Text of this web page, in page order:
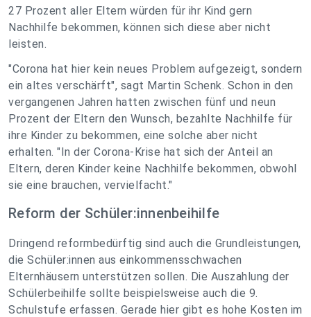
27 Prozent aller Eltern würden für ihr Kind gern
Nachhilfe bekommen, können sich diese aber nicht
leisten.
"Corona hat hier kein neues Problem aufgezeigt, sondern
ein altes verschärft", sagt Martin Schenk. Schon in den
vergangenen Jahren hatten zwischen fünf und neun
Prozent der Eltern den Wunsch, bezahlte Nachhilfe für
ihre Kinder zu bekommen, eine solche aber nicht
erhalten. "In der Corona-Krise hat sich der Anteil an
Eltern, deren Kinder keine Nachhilfe bekommen, obwohl
sie eine brauchen, vervielfacht."
Reform der Schüler:innenbeihilfe
Dringend reformbedürftig sind auch die Grundleistungen,
die Schüler:innen aus einkommensschwachen
Elternhäusern unterstützen sollen. Die Auszahlung der
Schülerbeihilfe sollte beispielsweise auch die 9.
Schulstufe erfassen. Gerade hier gibt es hohe Kosten im